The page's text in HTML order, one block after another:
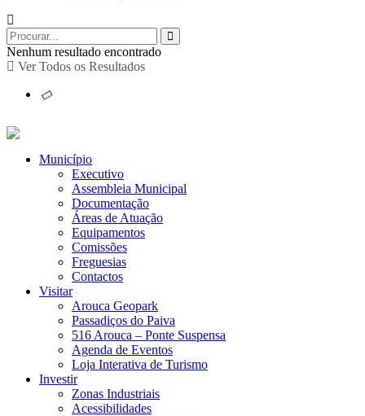
Nenhum resultado encontrado
Ver Todos os Resultados
Município
Executivo
Assembleia Municipal
Documentação
Áreas de Atuação
Equipamentos
Comissões
Freguesias
Contactos
Visitar
Arouca Geopark
Passadiços do Paiva
516 Arouca – Ponte Suspensa
Agenda de Eventos
Loja Interativa de Turismo
Investir
Zonas Industriais
Acessibilidades